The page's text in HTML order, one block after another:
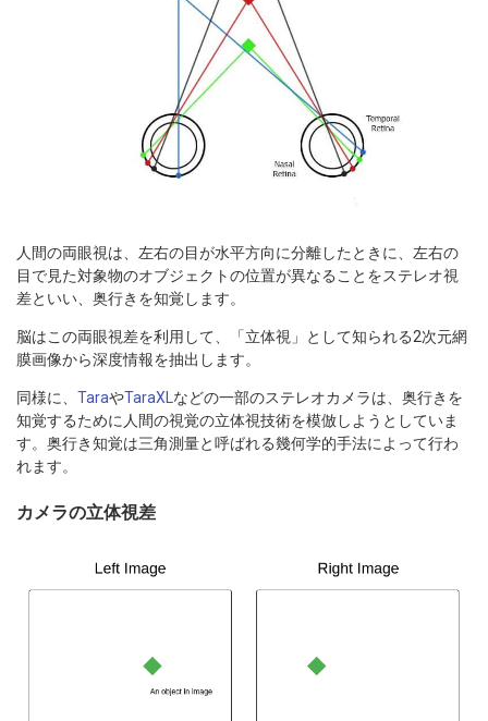
人間の両眼視は、左右の目が水平方向に分離したときに、左右の
目で見た対象物のオブジェクトの位置が異なることをステレオ視
差といい、奥行きを知覚します。
脳はこの両眼視差を利用して、「立体視」として知られる2次元網
膜画像から深度情報を抽出します。
同様に、 TaraやTaraXL などの一部のステレオカメラは、奥行きを
知覚するために人間の視覚の立体視技術を模倣しようとしていま
す。奥行き知覚は三角測量と呼ばれる幾何学的手法によって行わ
れます。
カメラの立体視差